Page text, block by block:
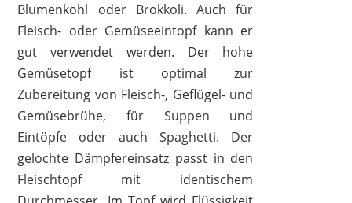
Blumenkohl oder Brokkoli. Auch für
Fleisch- oder Gemüseeintopf kann er
gut verwendet werden. Der hohe
Gemüsetopf ist optimal zur
Zubereitung von Fleisch-, Geflügel- und
Gemüsebrühe, für Suppen und
Eintöpfe oder auch Spaghetti. Der
gelochte Dämpfereinsatz passt in den
Fleischtopf mit identischem